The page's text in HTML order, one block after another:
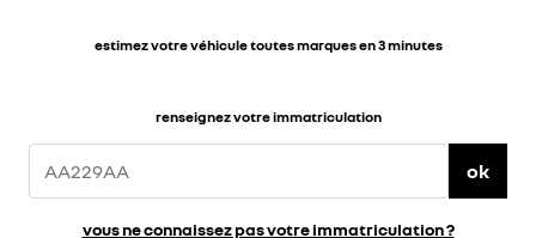
estimez votre véhicule toutes marques en 3 minutes
renseignez votre immatriculation
ok
vous ne connaissez pas votre immatriculation ?